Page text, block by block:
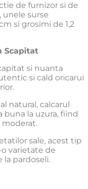
de furnizor si de
unele surse
si grosimi de 1,2
Scapitat
si nuanta
si cald oricarui
natural, calcarul
buna la uzura, fiind
sale, acest tip
varietate de
la pardoseli.